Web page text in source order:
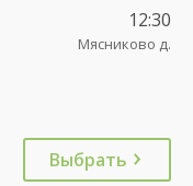
12:30
Мясниково д.
Выбрать